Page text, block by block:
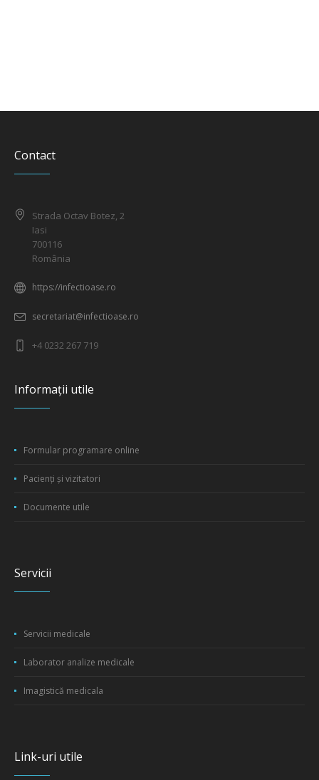
Contact
Strada Octav Botez, 2
Iasi
700116
România
https://infectioase.ro
secretariat@infectioase.ro
+4 0232 267 719
Informații utile
Formular programare online
Pacienți și vizitatori
Documente utile
Servicii
Servicii medicale
Laborator analize medicale
Imagistică medicala
Link-uri utile